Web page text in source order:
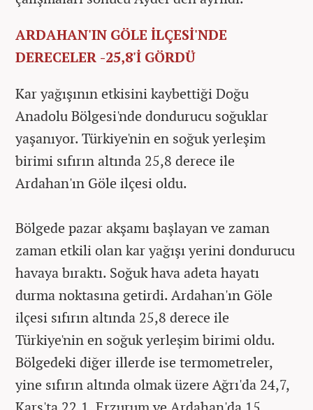
ARDAHAN'IN GÖLE İLÇESİ'NDE
DERECELER -25,8'İ GÖRDÜ
Kar yağışının etkisini kaybettiği Doğu
Anadolu Bölgesi'nde dondurucu soğuklar
yaşanıyor. Türkiye'nin en soğuk yerleşim
birimi sıfırın altında 25,8 derece ile
Ardahan'ın Göle ilçesi oldu.
Bölgede pazar akşamı başlayan ve zaman
zaman etkili olan kar yağışı yerini dondurucu
havaya bıraktı. Soğuk hava adeta hayatı
durma noktasına getirdi. Ardahan'ın Göle
ilçesi sıfırın altında 25,8 derece ile
Türkiye'nin en soğuk yerleşim birimi oldu.
Bölgedeki diğer illerde ise termometreler,
yine sıfırın altında olmak üzere Ağrı'da 24,7,